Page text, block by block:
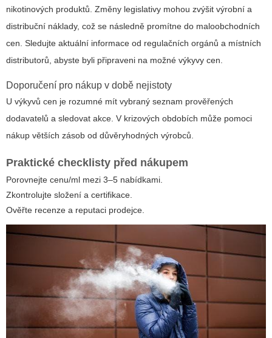
nikotinových produktů. Změny legislativy mohou zvýšit výrobní a
distribuční náklady, což se následně promítne do maloobchodních
cen. Sledujte aktuální informace od regulačních orgánů a místních
distributorů, abyste byli připraveni na možné výkyvy cen.
Doporučení pro nákup v době nejistoty
U výkyvů cen je rozumné mít vybraný seznam prověřených
dodavatelů a sledovat akce. V krizových obdobích může pomoci
nákup větších zásob od důvěryhodných výrobců.
Praktické checklisty před nákupem
Porovnejte cenu/ml mezi 3–5 nabídkami.
Zkontrolujte složení a certifikace.
Ověřte recenze a reputaci prodejce.